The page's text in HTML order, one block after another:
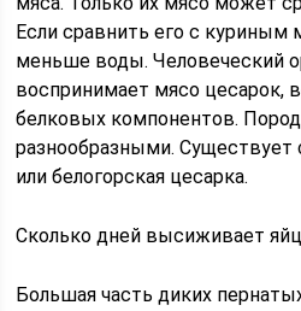
Если сравнить его с куриным
меньше воды. Человеческий
воспринимает мясо цесарок,
белковых компонентов.
разнообразными. Существует
или белогорская цесарка.
Сколько дней высиживает
Большая часть диких